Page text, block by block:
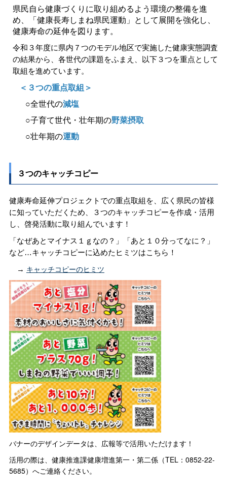
県民自ら健康づくりに取り組めるよう環境の整備を進
め、「健康長寿しまね県民運動」として展開を強化し、
健康寿命の延伸を図ります。
令和３年度に県内７つのモデル地区で実施した健康実態調査
の結果から、各世代の課題をふまえ、以下３つを重点として
取組を進めています。
＜３つの重点取組＞
○全世代の減塩
○子育て世代・壮年期の野菜摂取
○壮年期の運動
３つのキャッチコピー
健康寿命延伸プロジェクトでの重点取組を、広く県民の皆様
に知っていただくため、３つのキャッチコピーを作成・活用
し、啓発活動に取り組んでいます！
「なぜあとマイナス１ｇなの？」「あと１０分ってなに？」
など…キャッチコピーに込めたヒミツはこちら！
→ キャッチコピーのヒミツ
バナーのデザインデータは、広報等で活用いただけます！
活用の際は、健康推進課健康増進第一・第二係（TEL：0852-22-
5685）へご連絡ください。